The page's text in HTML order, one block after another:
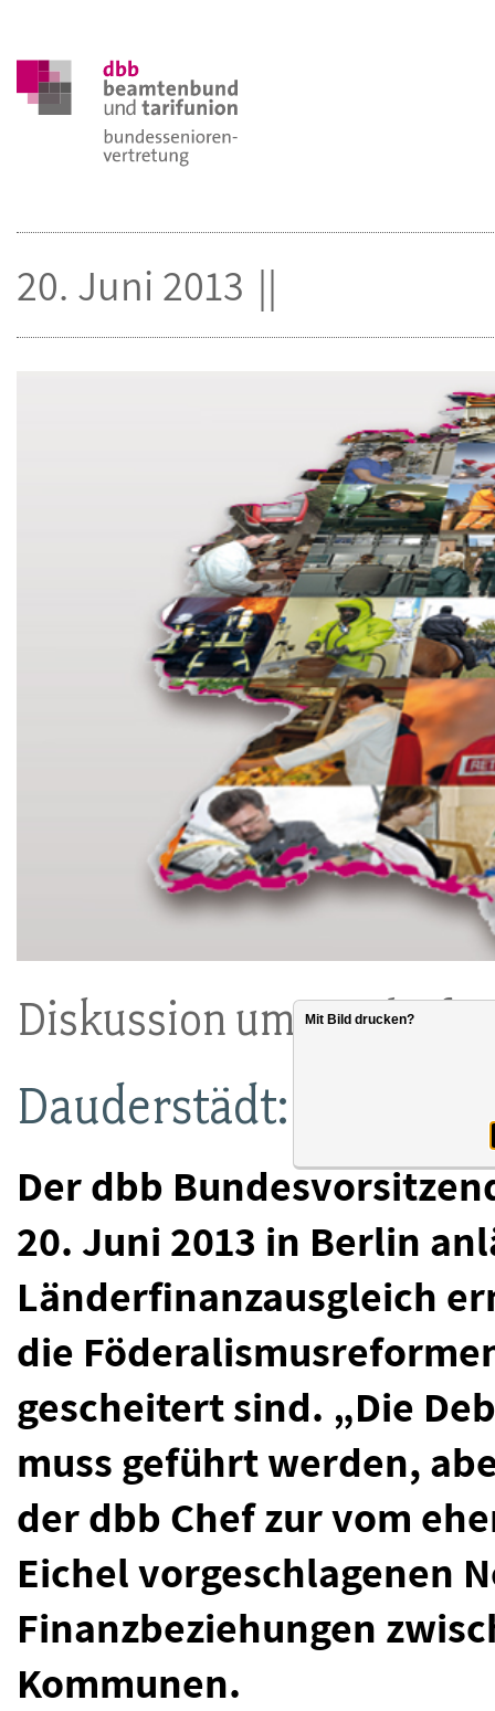
Diskussion um
Dauderstädt:
Der dbb
20. Juni 2013 in Berlin
Länderfinanzausgleich
die
gescheitert sind. „Die
muss geführt werden,
der dbb Chef zur vom
Eichel vorgeschlagenen
Finanzbeziehungen
Kommunen.
20. Juni 2013
Mit Bild drucken?